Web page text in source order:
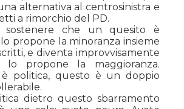
alternativa al centrosinistra e
a rimorchio del PD.
che un quesito è
propone la minoranza insieme
e diventa improvvisamente
lo propone la maggioranza.
politica, questo è un doppio
dietro questo sbarramento